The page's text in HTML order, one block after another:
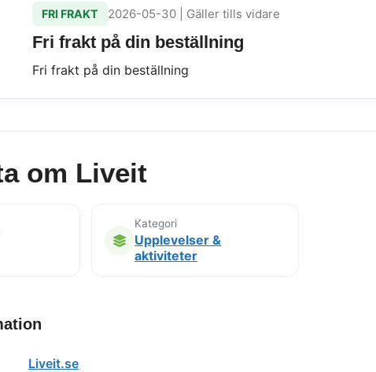
FRI FRAKT 2026-05-30 | Gäller tills vidare
Fri frakt på din beställning
Fri frakt på din beställning
om Liveit
Kategori
Upplevelser &
aktiviteter
Liveit.se